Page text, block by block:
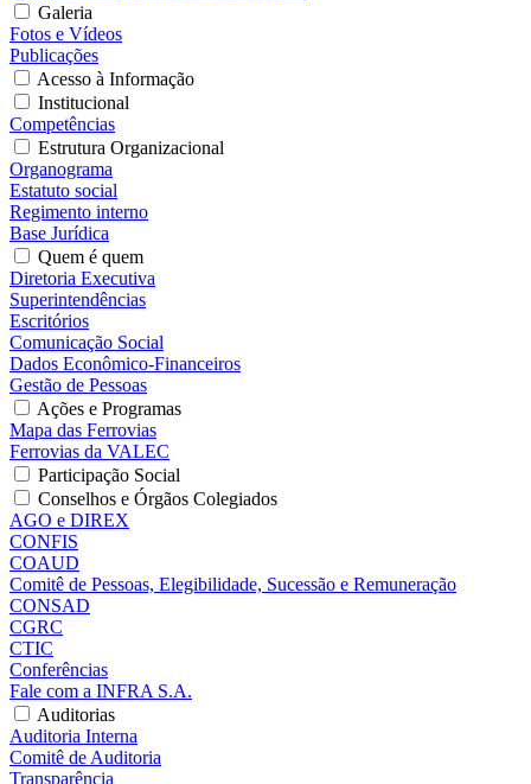
Galeria
Fotos e Vídeos
Publicações
Acesso à Informação
Institucional
Competências
Estrutura Organizacional
Organograma
Estatuto social
Regimento interno
Base Jurídica
Quem é quem
Diretoria Executiva
Superintendências
Escritórios
Comunicação Social
Dados Econômico-Financeiros
Gestão de Pessoas
Ações e Programas
Mapa das Ferrovias
Ferrovias da VALEC
Participação Social
Conselhos e Órgãos Colegiados
AGO e DIREX
CONFIS
COAUD
Comitê de Pessoas, Elegibilidade, Sucessão e Remuneração
CONSAD
CGRC
CTIC
Conferências
Fale com a INFRA S.A.
Auditorias
Auditoria Interna
Comitê de Auditoria
Transparência